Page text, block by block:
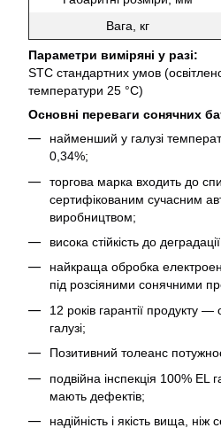
Вага, кг
Параметри виміряні у разі:
STC стандартних умов
температури 25 °C)
Основні переваги сонячних
найменший у галузі
0,34%;
торгова марка входить до
сертифікованим сучасним
виробництвом;
висока стійкість до
найкраща обробка
під розсіяними сонячними
12 років гарантії продукту
галузі;
Позитивний толеанс
подвійна інспекція 100% EL
мають дефектів;
надійність і якість вища, ніж